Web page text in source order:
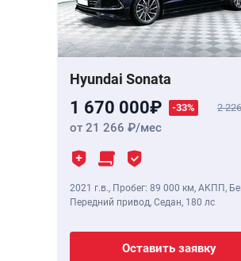
Hyundai Sonata
1 670 000 -33% 2
от 21 266 /мес
2021 г.в., Пробег: 89 000 км, АКПП,
Передний привод, Седан, 180 лс
Оставить заявку